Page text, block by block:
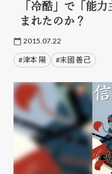
「冷酷」で「能
まれたのか？
2015.07.22
#津本 陽 #末國 善己